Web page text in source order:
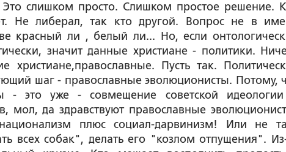
слишком просто. Слишком простое решение.
Не либерал, так кто другой. Вопрос не в
красный ли , белый ли... Но, если
значит данные христиане - политики.
христиане,православные. Пусть так.
шаг - православные эволюционисты. Потому,
- это уже - совмещение советской
мол, да здравствуют православные
плюс социал-дарвинизм! Или не
всех собак", делать его "козлом отпущения".